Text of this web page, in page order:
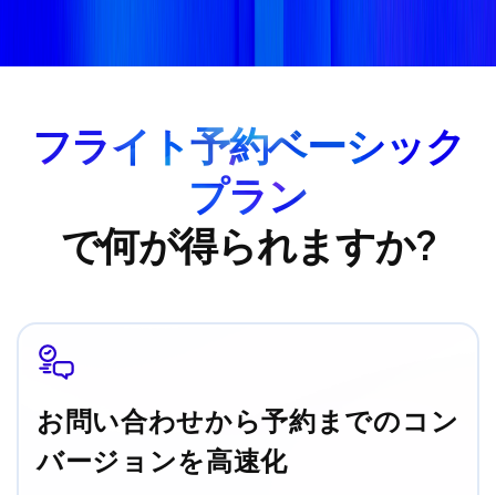
フライト予約ベーシック
プラン
で何が得られますか?
お問い合わせから予約までのコン
バージョンを高速化